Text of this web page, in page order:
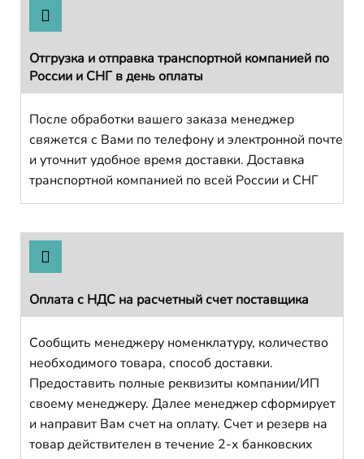
Отгрузка и отправка транспортной компанией по
России и СНГ в день оплаты
После обработки вашего заказа менеджер
свяжется с Вами по телефону и электронной почте
и уточнит удобное время доставки. Доставка
транспортной компанией по всей России и СНГ
Оплата с НДС на расчетный счет поставщика
Сообщить менеджеру номенклатуру, количество
необходимого товара, способ доставки.
Предоставить полные реквизиты компании/ИП
своему менеджеру. Далее менеджер сформирует
и направит Вам счет на оплату. Счет и резерв на
товар действителен в течение 2-х банковских